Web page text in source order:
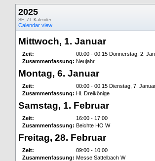
2025
SE_ZL Kalender
Calendar view
Mittwoch, 1. Januar
Zeit:
00:00 - 00:15 Donnerstag, 2.
Zusammenfassung: Neujahr
Montag, 6. Januar
Zeit:
00:00 - 00:15 Dienstag, 7.
Zusammenfassung: Hl. Dreikönige
Samstag, 1. Februar
Zeit:
16:00 - 17:00
Zusammenfassung: Beichte HO W
Freitag, 28. Februar
Zeit:
09:00 - 10:00
Zusammenfassung: Messe Sattelbach W